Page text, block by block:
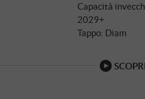
Capacità
2029+
Tappo: Diam